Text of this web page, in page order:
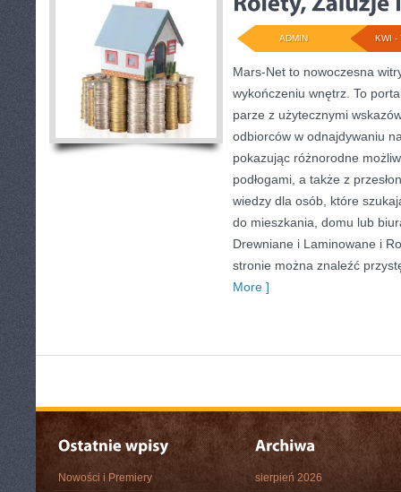
KWI -
ADMIN
Mars-Net to nowoczesna
wykończeniu wnętrz. To
parze z użytecznymi
odbiorców w odnajdywaniu
pokazując różnorodne
podłogami, a także z
wiedzy dla osób, które
do mieszkania, domu lub
Drewniane i Laminowane i
stronie można znaleźć
More ]
Nowości i Premiery
sierpień 2026